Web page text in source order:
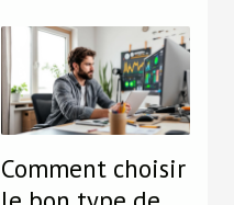
Comment choisir